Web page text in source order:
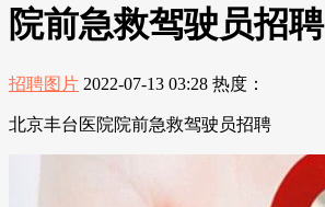
院前急救驾驶员招聘
招聘图片 2022-07-13 03:28 热度：
北京丰台医院院前急救驾驶员招聘